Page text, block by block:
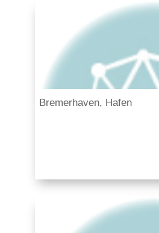
Bremerhaven, Hafen